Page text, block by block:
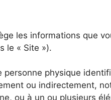
les informations que
le « Site »).
personne physique
ou indirectement,
ou à un ou plusieurs